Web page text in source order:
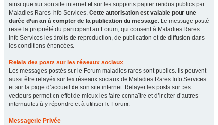
ainsi que sur son site internet et sur les supports papier rendus publics par
Maladies Rares Info Services. Cette autorisation est valable pour une
durée d’un an à compter de la publication du message. Le message posté
reste la propriété du participant au Forum, qui consent à Maladies Rares
Info Services les droits de reproduction, de publication et de diffusion dans
les conditions énoncées.
Relais des posts sur les réseaux sociaux
Les messages postés sur le Forum maladies rares sont publics. Ils peuvent
aussi être relayés sur les réseaux sociaux de Maladies Rares Info Services
et sur la page d’accueil de son site internet. Relayer les posts sur ces
vecteurs permet en effet de mieux les faire connaître et d’inciter d’autres
internautes à y répondre et à utiliser le Forum.
Messagerie Privée